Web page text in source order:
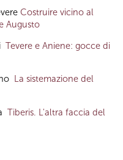
Costruire vicino al
Augusto
Tevere e Aniene: gocce di
La sistemazione del
Tiberis. L'altra faccia del